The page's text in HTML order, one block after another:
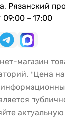
Рязанский
– 17:00
магазин
*Цена